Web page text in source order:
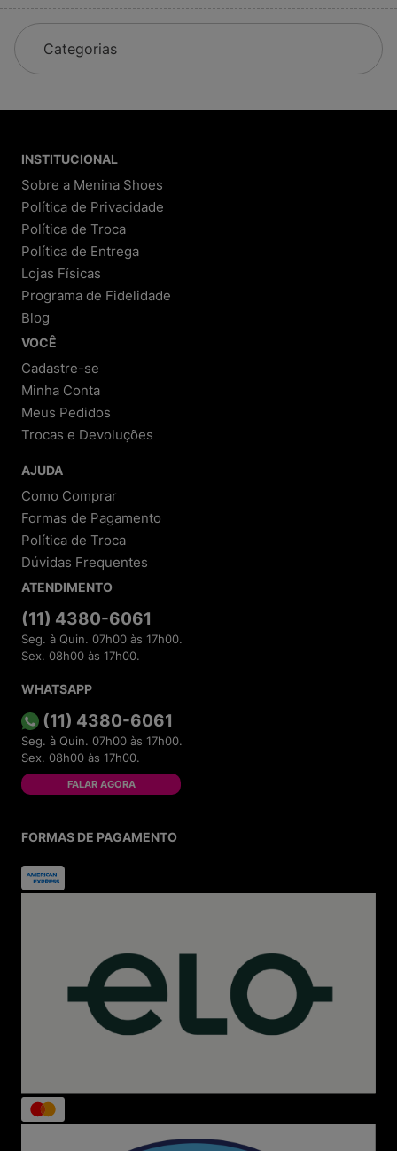
Categorias
INSTITUCIONAL
Sobre a Menina Shoes
Política de Privacidade
Política de Troca
Política de Entrega
Lojas Físicas
Programa de Fidelidade
Blog
VOCÊ
Cadastre-se
Minha Conta
Meus Pedidos
Trocas e Devoluções
AJUDA
Como Comprar
Formas de Pagamento
Política de Troca
Dúvidas Frequentes
ATENDIMENTO
(11) 4380-6061
Seg. à Quin. 07h00 às 17h00.
Sex. 08h00 às 17h00.
WHATSAPP
(11) 4380-6061
Seg. à Quin. 07h00 às 17h00.
Sex. 08h00 às 17h00.
FALAR AGORA
FORMAS DE PAGAMENTO